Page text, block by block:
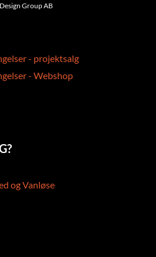
Group AB
- projektsalg
- Webshop
og Vanløse